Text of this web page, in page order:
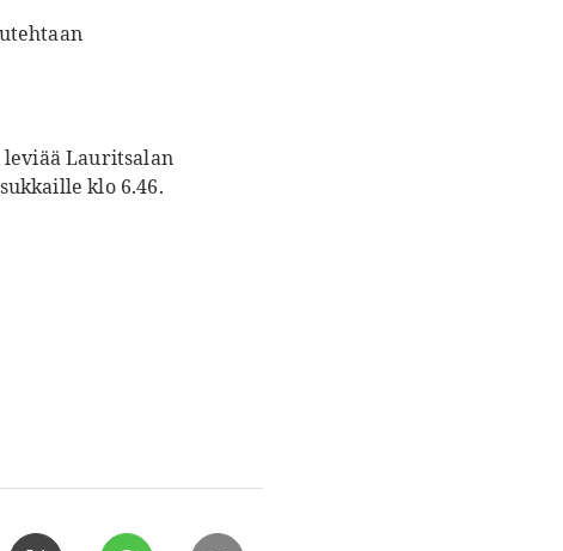
Lauritsalan
klo 6.46.